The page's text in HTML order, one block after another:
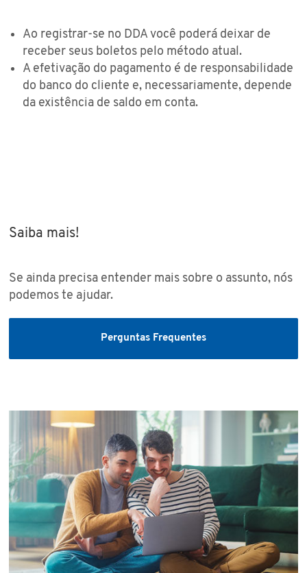
Ao registrar-se no DDA você poderá deixar de
receber seus boletos pelo método atual.
A efetivação do pagamento é de responsabilidade
do banco do cliente e, necessariamente, depende
da existência de saldo em conta.
Saiba mais!
Se ainda precisa entender mais sobre o assunto, nós
podemos te ajudar.
Perguntas Frequentes